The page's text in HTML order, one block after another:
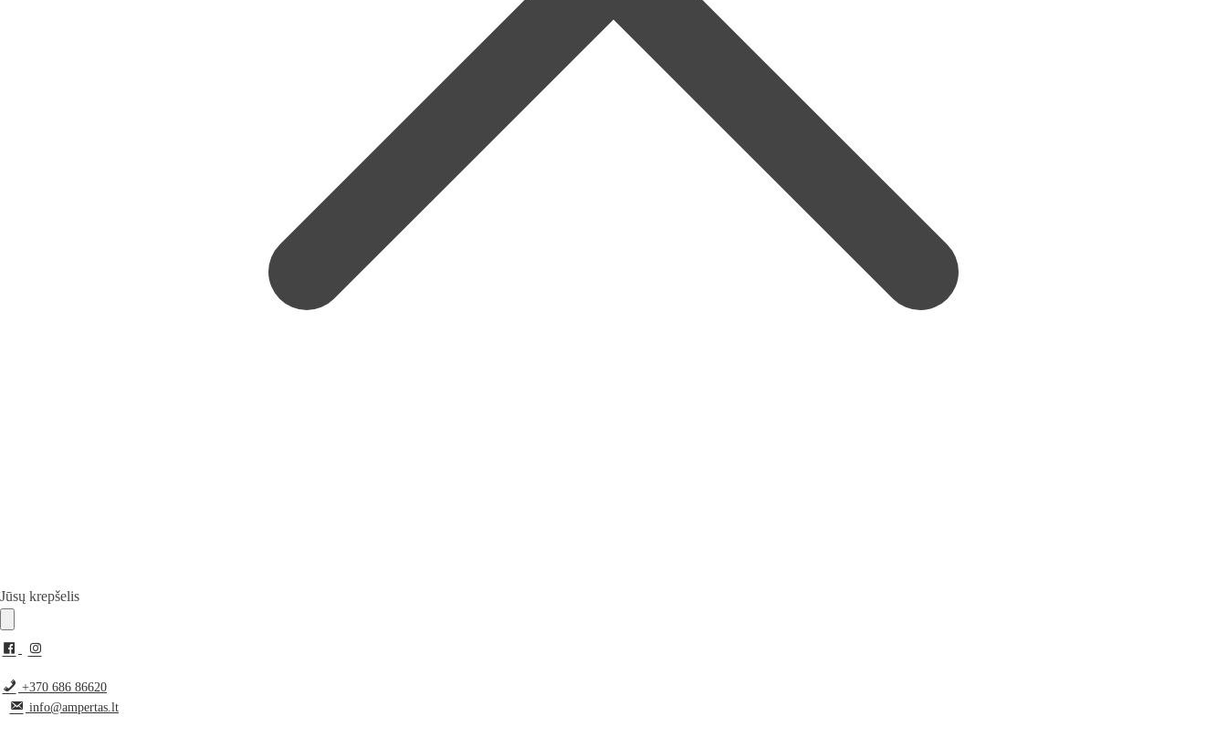
Pereiti
navigacijos
Pereiti
turinio
Jūsų krepšelis
+370 686 86620
info@ampertas.lt